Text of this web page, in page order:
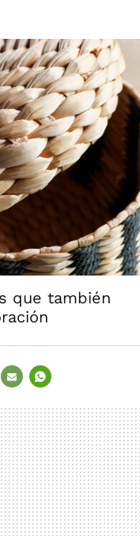
que también
MAIL